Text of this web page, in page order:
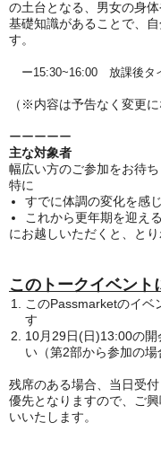
の土台となる、男女の身
基礎知識があることで、
す。
ー15:30~16:00 放課後タ
（※内容は予告なく変更
ーーーーー
主な対象者
幅広い方のご参加をお待ち
特に
すでに体調の変化を感
これから更年期を迎え
にお越しいただくと、と
このトークイベント
このPassmarketのイベ
す
10月29日(日)13:00の開
い（第2部から参加の場
残席のある場合、当日受
優先となりますので、ご
いいたします。